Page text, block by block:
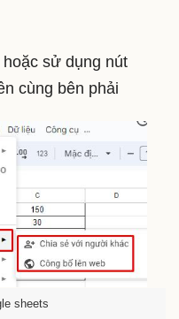
hoặc sử dụng nút
cùng bên phải
sheets